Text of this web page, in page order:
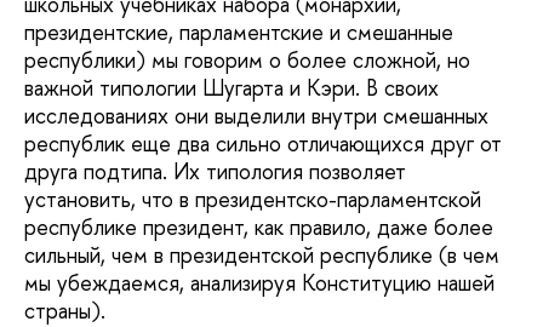
президентские, парламентские и смешанные
республики) мы говорим о более сложной, но
важной типологии Шугарта и Кэри. В своих
исследованиях они выделили внутри смешанных
республик еще два сильно отличающихся друг от
друга подтипа. Их типология позволяет
установить, что в президентско-парламентской
республике президент, как правило, даже более
сильный, чем в президентской республике (в чем
мы убеждаемся, анализируя Конституцию нашей
страны).